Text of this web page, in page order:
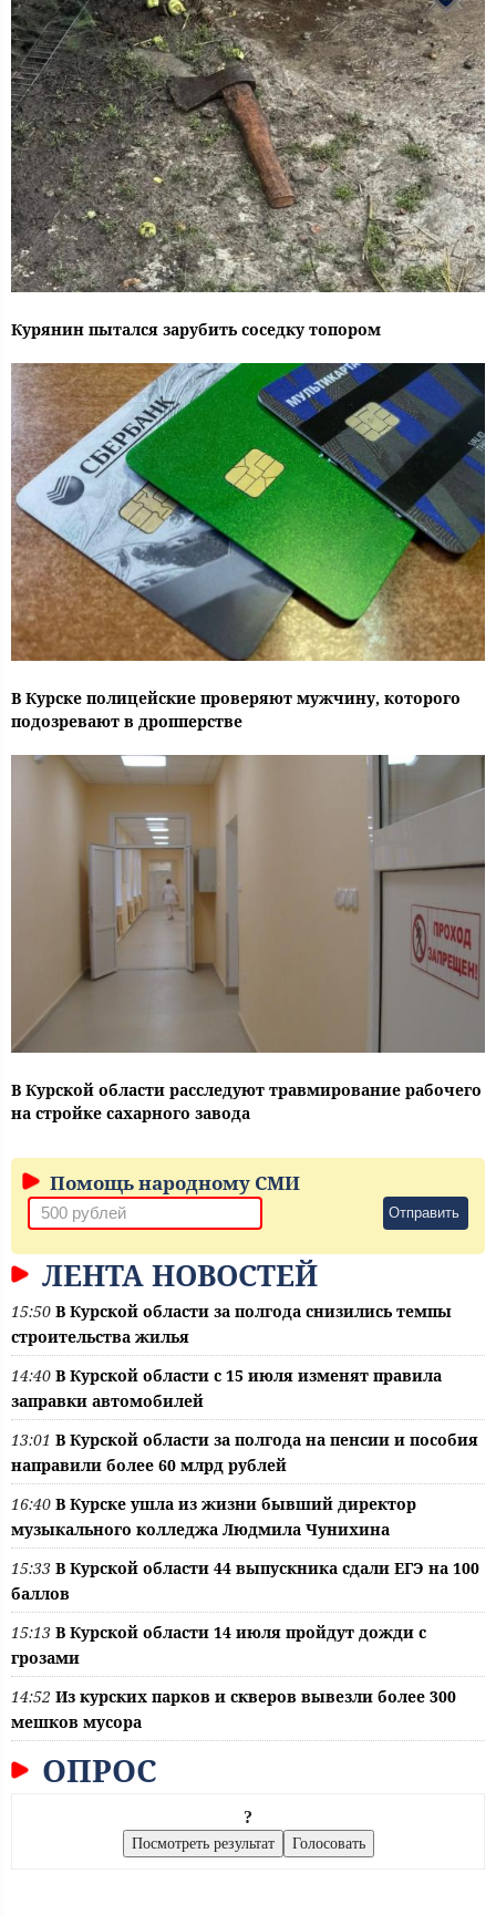
Курянин пытался зарубить соседку топором
В Курске полицейские проверяют мужчину, которого
подозревают в дропперстве
В Курской области расследуют травмирование рабочего
на стройке сахарного завода
Помощь народному СМИ
Отправить
ЛЕНТА НОВОСТЕЙ
15:50 В Курской области за полгода снизились темпы
строительства жилья
14:40 В Курской области с 15 июля изменят правила
заправки автомобилей
13:01 В Курской области за полгода на пенсии и пособия
направили более 60 млрд рублей
16:40 В Курске ушла из жизни бывший директор
музыкального колледжа Людмила Чунихина
15:33 В Курской области 44 выпускника сдали ЕГЭ на 100
баллов
15:13 В Курской области 14 июля пройдут дожди с
грозами
14:52 Из курских парков и скверов вывезли более 300
мешков мусора
ОПРОС
?